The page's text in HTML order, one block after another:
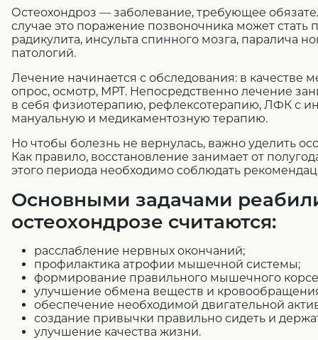
Остеохондроз — заболевание, требующее
случае это поражение позвоночника может
радикулита, инсульта спинного мозга, паралича
патологий.
Лечение начинается с обследования: в качестве
опрос, осмотр, МРТ. Непосредственно лечение
в себя физиотерапию, рефлексотерапию, ЛФК с
мануальную и медикаментозную терапию.
Но чтобы болезнь не вернулась, важно уделить
Как правило, восстановление занимает от
этого периода необходимо соблюдать
Основными задачами
остеохондрозе считаются:
расслабление нервных окончаний;
профилактика атрофии мышечной системы;
формирование правильного мышечного
улучшение обмена веществ и
обеспечение необходимой двигательной
создание привычки правильно сидеть и
улучшение качества жизни.